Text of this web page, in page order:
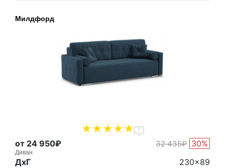
Милдфорд
7
от 24 950₽ 32 435₽ 30%
Диван
ДxГ 230x89